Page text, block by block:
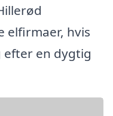
elfirmaer, hvis
efter en dygtig